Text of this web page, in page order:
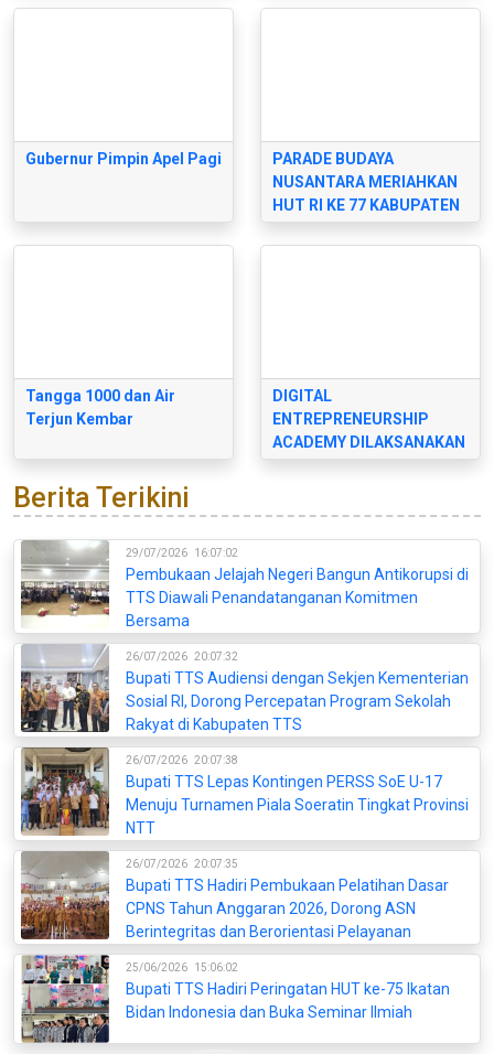
Gubernur Pimpin Apel Pagi
PARADE BUDAYA
NUSANTARA MERIAHKAN
HUT RI KE 77 KABUPATEN
Tangga 1000 dan Air
Terjun Kembar
DIGITAL
ENTREPRENEURSHIP
ACADEMY DILAKSANAKAN
KOMINFO MAKASAR
Berita Terikini
29/07/2026 16:07:02
Pembukaan Jelajah Negeri Bangun Antikorupsi di
TTS Diawali Penandatanganan Komitmen
Bersama
26/07/2026 20:07:32
Bupati TTS Audiensi dengan Sekjen Kementerian
Sosial RI, Dorong Percepatan Program Sekolah
Rakyat di Kabupaten TTS
26/07/2026 20:07:38
Bupati TTS Lepas Kontingen PERSS SoE U-17
Menuju Turnamen Piala Soeratin Tingkat Provinsi
NTT
26/07/2026 20:07:35
Bupati TTS Hadiri Pembukaan Pelatihan Dasar
CPNS Tahun Anggaran 2026, Dorong ASN
Berintegritas dan Berorientasi Pelayanan
25/06/2026 15:06:02
Bupati TTS Hadiri Peringatan HUT ke-75 Ikatan
Bidan Indonesia dan Buka Seminar Ilmiah